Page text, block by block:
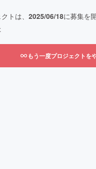
トは、 2025/06/18に募集を
もう一度プロジェクトを